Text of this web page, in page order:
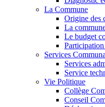
La Commune
Origine des
La
Le budget
Services
Services
Service
Vie Politique
Collège
Conseil